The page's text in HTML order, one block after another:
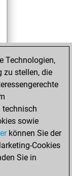
Technologien,
zu stellen, die
technisch
sowie
können Sie der
Cookies
Sie in